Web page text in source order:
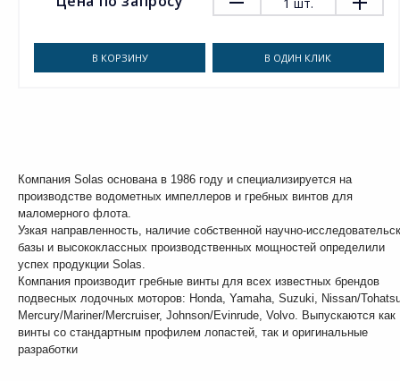
В КОРЗИНУ В ОДИН КЛИК
Компания Solas основана в 1986 году и специализируется на
производстве водометных импеллеров и гребных винтов для
маломерного флота.
Узкая направленность, наличие собственной научно-
базы и высококлассных производственных мощностей определили
успех продукции Solas.
Компания производит гребные винты для всех известных брендов
подвесных лодочных моторов: Honda, Yamaha, Suzuki, Nissan/
Mercury/Mariner/Mercruiser, Johnson/Evinrude, Volvo. Выпускаются как
винты со стандартным профилем лопастей, так и оригинальные
разработки